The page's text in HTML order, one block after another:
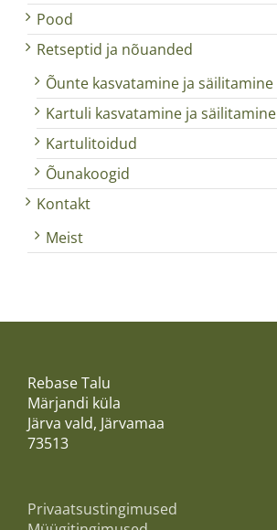
Pood
Retseptid ja nõuanded
Õunte kasvatamine ja säilitamine
Kartuli kasvatamine ja säilitamine
Kartulitoidud
Õunakoogid
Kontakt
Meist
Rebase Talu
Märjandi küla
Järva vald, Järvamaa
73513
Privaatsustingimused